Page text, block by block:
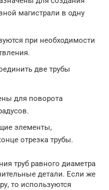
магистрали в одну
при необходимости
две трубы
для поворота
элементы,
отрезка трубы.
труб равного диаметра
детали. Если же
то используются